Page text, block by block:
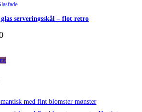
serveringsskål – flot retro